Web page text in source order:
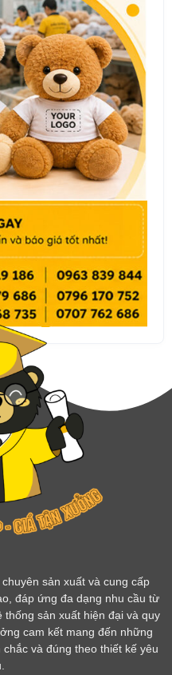
chuyên sản xuất và cung cấp
đáp ứng đa dạng nhu cầu từ
sản xuất hiện đại và quy
cam kết mang đến những
và đúng theo thiết kế yêu